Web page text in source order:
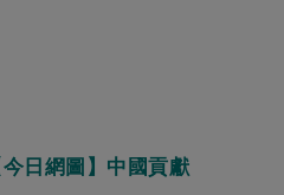
今日網圖】中國貢獻